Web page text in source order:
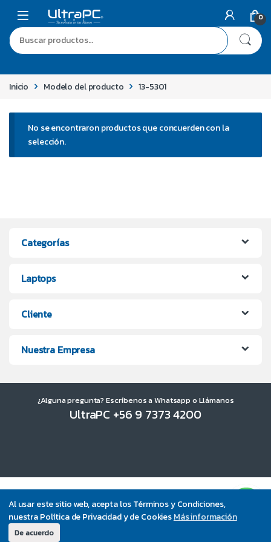
Al usar este sitio web, acepta los Términos y Condiciones,
nuestra Política de Privacidad y de CookiesMás información
De acuerdo
0
Inicio Modelo del producto 13-5301
No se encontraron productos que concuerden con la
selección.
Categorías
Laptops
Cliente
Nuestra Empresa
¿Alguna pregunta? Escríbenos a Whatsapp o Llámanos
UltraPC +56 9 7373 4200